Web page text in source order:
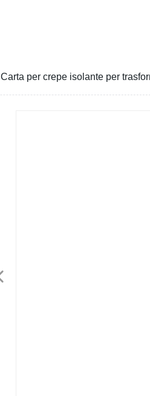
Carta per crepe isolante per